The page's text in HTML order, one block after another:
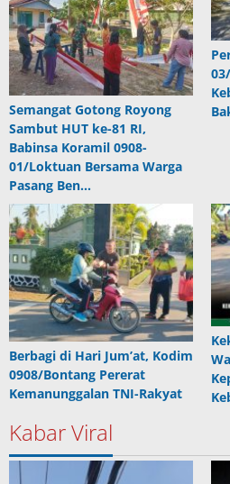
Semangat Gotong Royong
Sambut HUT ke-81 RI,
Babinsa Koramil 0908-
01/Loktuan Bersama Warga
Pasang Ben…
Berbagi di Hari Jum’at, Kodim
0908/Bontang Pererat
Kemanunggalan TNI-Rakyat
Kabar Viral